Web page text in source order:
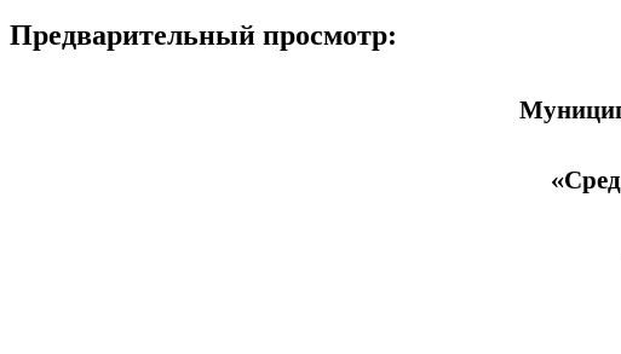
Предварительный просмотр: